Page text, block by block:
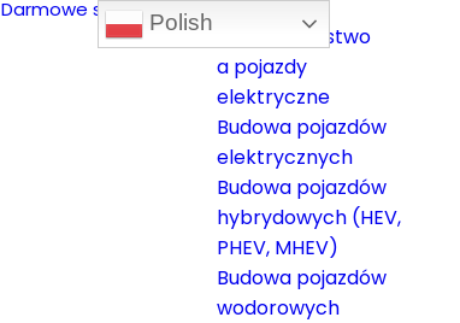
Darmowe szkolenia
Bezpieczeństwo
a pojazdy
elektryczne
Budowa pojazdów
elektrycznych
Budowa pojazdów
hybrydowych (HEV,
PHEV, MHEV)
Budowa pojazdów
wodorowych
Polish